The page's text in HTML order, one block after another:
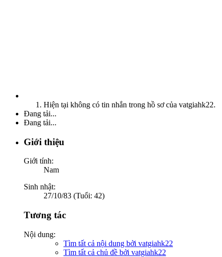
Hiện tại không có tin nhắn trong hồ sơ của vatgiahk22.
Đang tải...
Đang tải...
Giới thiệu
Giới tính:
Nam
Sinh nhật:
27/10/83 (Tuổi: 42)
Tương tác
Nội dung:
Tìm tất cả nội dung bởi vatgiahk22
Tìm tất cả chủ đề bởi vatgiahk22